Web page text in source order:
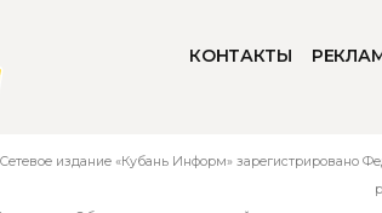
КОНТАКТЫ
Сетевое издание «Кубань Информ» зарегистрировано